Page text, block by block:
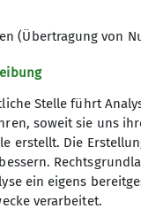
(Übertragung von
Stelle führt
soweit sie uns
erstellt. Die
ein eigens
verarbeitet.